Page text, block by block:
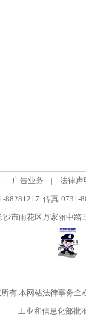
| 广告业务 |
法律声
88281217 传真:0731-
沙市雨花区万家丽中
所有本网站法律事务全
工业和信息化部批